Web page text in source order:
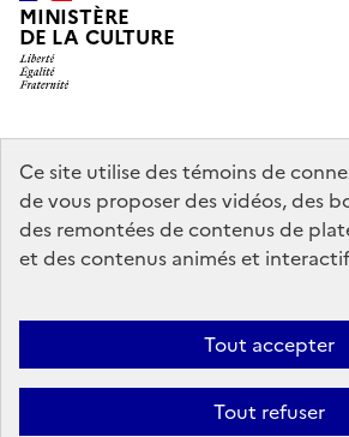
Ce site utilise des témoins de
de vous proposer des vidéos, des
des remontées de contenus de
et des contenus animés et
Tout accepter
Tout refuser
MINISTÈRE
DE LA CULTURE
data.gouv.fr legifrance.gouv.fr
service-public.gouv.fr
Contact Mentions légales
Accessibilité :
Politique générale de protection des données
des témoins de connexion (cookies)
Plan du